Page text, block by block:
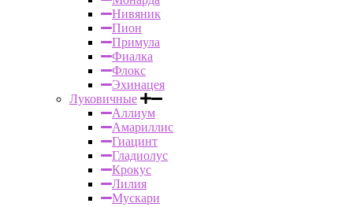
Нивяник
Пион
Примула
Фиалка
Флокс
Эхинацея
Луковичные
Аллиум
Амариллис
Гиацинт
Гладиолус
Крокус
Лилия
Мускари